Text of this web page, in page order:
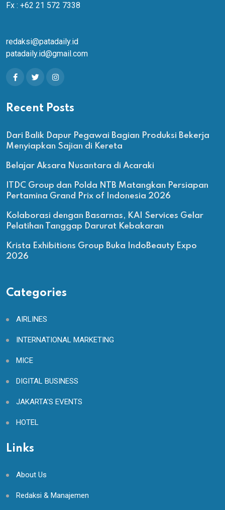
Fx : +62 21 572 7338
redaksi@patadaily.id
patadaily.id@gmail.com
Recent Posts
Dari Balik Dapur Pegawai Bagian Produksi Bekerja
Menyiapkan Sajian di Kereta
Belajar Aksara Nusantara di Acaraki
ITDC Group dan Polda NTB Matangkan Persiapan
Pertamina Grand Prix of Indonesia 2026
Kolaborasi dengan Basarnas, KAI Services Gelar
Pelatihan Tanggap Darurat Kebakaran
Krista Exhibitions Group Buka IndoBeauty Expo
2026
Categories
AIRLINES
INTERNATIONAL MARKETING
MICE
DIGITAL BUSINESS
JAKARTA'S EVENTS
HOTEL
Links
About Us
Redaksi & Manajemen